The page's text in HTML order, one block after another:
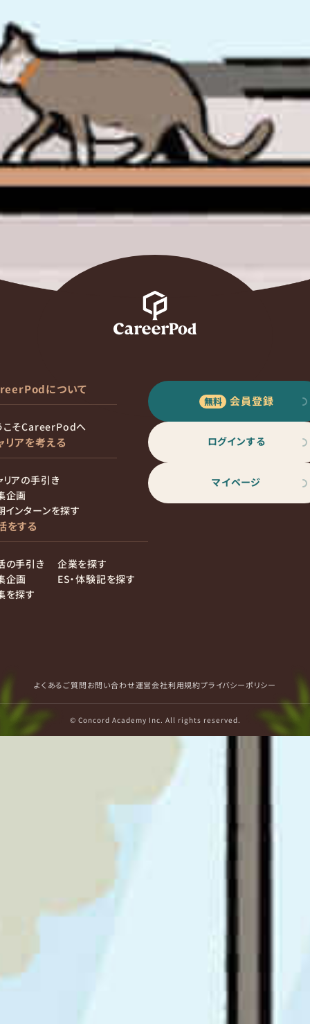
について
こそCareerPodへ
リアを考える
リアの手引き
企画
インターンを探す
をする
の手引き
企画
を探す
企業を探す
ES・体験記を探す
会員登録
ログインする
マイページ
よくあるご質問お問い合わせ運営会社利用規約プライバシーポリシー
© Concord Academy Inc. All rights reserved.